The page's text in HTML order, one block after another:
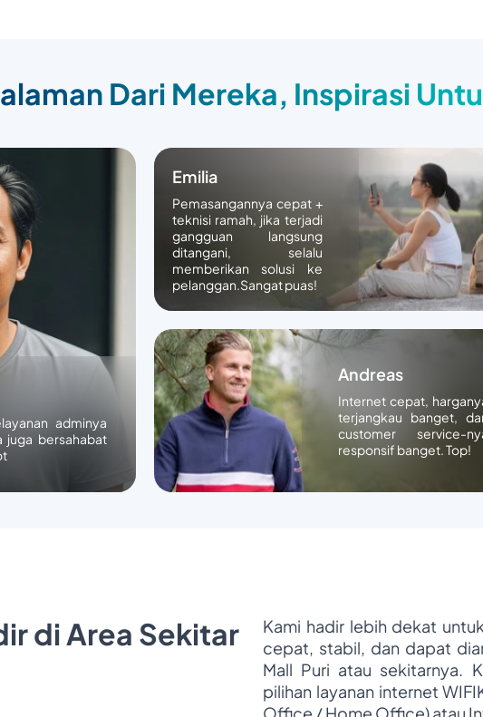
Dari Mereka, Inspirasi
adminya
juga bersahabat
Emilia
Pemasangannya cepat +
teknisi ramah, jika terjadi
gangguan langsung
ditangani, selalu
memberikan solusi ke
pelanggan.Sangat puas!
Andreas
Internet cepat,
terjangkau banget,
customer service-
responsif banget. Top!
di Area Sekitar
Kami hadir lebih dekat
cepat, stabil, dan dapat
Mall Puri atau sekitarnya.
pilihan layanan internet